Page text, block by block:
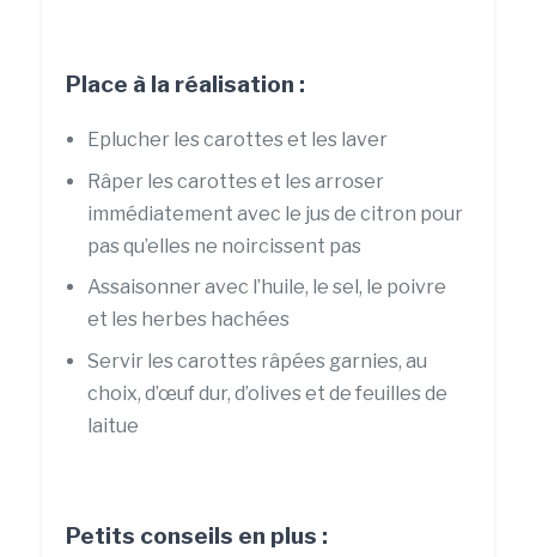
Place à la réalisation :
Eplucher les carottes et les laver
Râper les carottes et les arroser
immédiatement avec le jus de citron pour
pas qu’elles ne noircissent pas
Assaisonner avec l’huile, le sel, le poivre
et les herbes hachées
Servir les carottes râpées garnies, au
choix, d’œuf dur, d’olives et de feuilles de
laitue
Petits conseils en plus :